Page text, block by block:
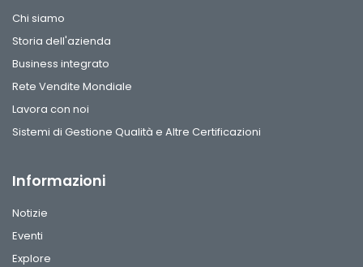
Chi siamo
Storia dell'azienda
Business integrato
Rete Vendite Mondiale
Lavora con noi
Sistemi di Gestione Qualità e Altre Certificazioni
Informazioni
Notizie
Eventi
Explore